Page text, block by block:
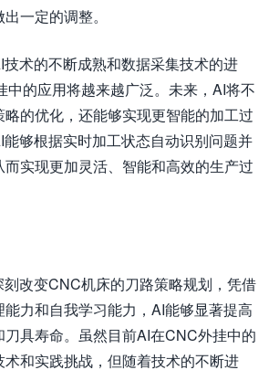
一定的调整。
术的不断成熟和数据采集技术的进
中的应用将越来越广泛。未来，AI将不
的优化，还能够实现更智能的加工过
够根据实时加工状态自动识别问题并
实现更加灵活、智能和高效的生产过
刻改变CNC机床的刀路策略规划，凭借
力和自我学习能力，AI能够显著提高
刀具寿命。虽然目前AI在CNC外挂中的
术和实践挑战，但随着技术的不断进